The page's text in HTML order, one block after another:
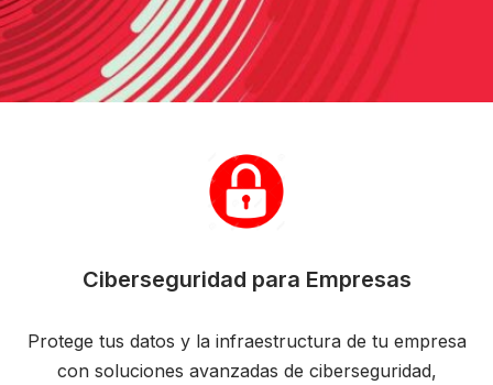
Ciberseguridad para Empresas
Protege tus datos y la infraestructura de tu empresa
con soluciones avanzadas de ciberseguridad,